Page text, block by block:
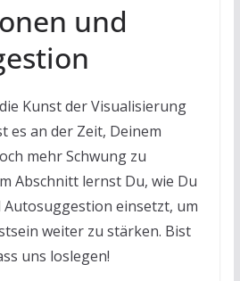
und
Kunst der Visualisierung
es an der Zeit, Deinem
mehr Schwung zu
Abschnitt lernst Du, wie Du
einsetzt, um
weiter zu stärken. Bist
uns loslegen!